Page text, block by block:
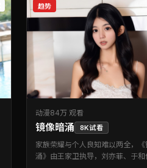
趋势
动漫84万 观看
镜像暗涌 8K试看
家族荣耀与个人良知难以两全，
涌》由王家卫执导，刘亦菲、于和